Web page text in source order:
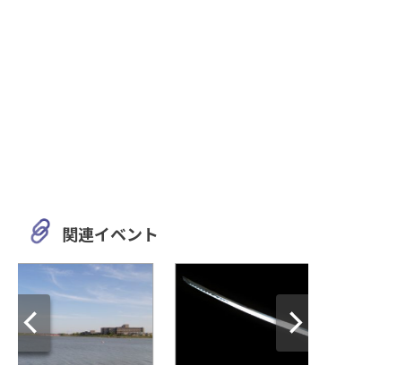
静岡
120種を超えるさまざまな動
物たちに出会える「浜松市動
物園」
美しさに酔いしれ
「美女高原」
関連イベント